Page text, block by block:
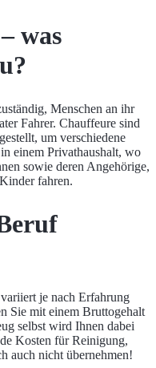
was
Menschen an ihr
Fahrer. Chauffeure sind
um verschiedene
einem Privathaushalt, wo
sowie deren Angehörige,
fahren.
je nach Erfahrung
Sie mit einem Bruttogehalt
selbst wird Ihnen dabei
Kosten für Reinigung,
auch nicht übernehmen!